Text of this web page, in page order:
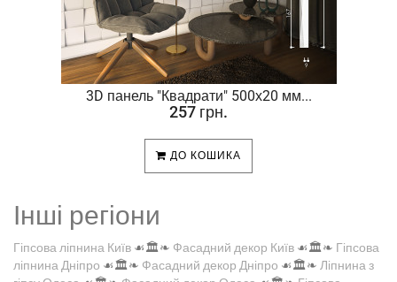
3D панель "Квадрати" 500х20 мм...
257 грн.
ДО КОШИКА
Інші регіони
Гіпсова ліпнина Київ ☙🏛️❧ Фасадний декор Київ ☙🏛️❧ Гіпсова
ліпнина Дніпро ☙🏛️❧ Фасадний декор Дніпро ☙🏛️❧ Ліпнина з